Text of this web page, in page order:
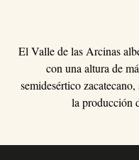
El Valle de las Arcinas
con una altura de
semidesértico
la producción